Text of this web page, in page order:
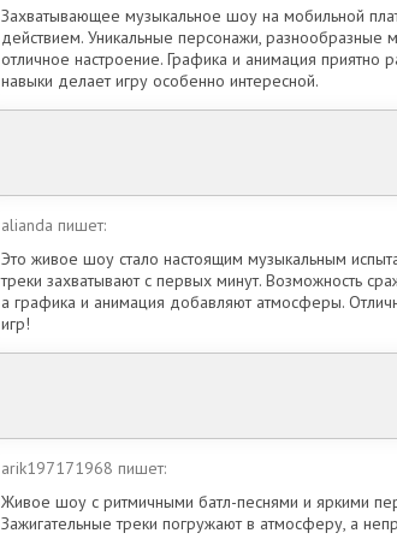
Захватывающее музыкальное шоу на мобильной
действием. Уникальные персонажи,
отличное настроение. Графика и анимация приятно
навыки делает игру особенно интересной.
alianda пишет:
Это живое шоу стало настоящим музыкальным
треки захватывают с первых минут. Возможность
а графика и анимация добавляют атмосферы.
игр!
arik197171968 пишет:
Живое шоу с ритмичными батл-песнями и яркими
Зажигательные треки погружают в атмосферу, а